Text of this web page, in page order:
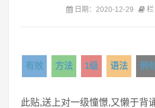
日期：2020-12-29 栏
有效 方法 1级 语法 例
此贴,送上对一级憧憬,又懒于背